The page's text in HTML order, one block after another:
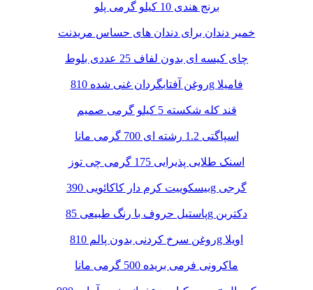
برنج هندی 10 کیلو گرمی پلو
خمیر دندان برای دندان های حساس مریدنت
چای کیسه ای بدون لفاف 25 عددی بلوط
روغن آفتابگردان غنی شده 810g فامیلا
قند کله شکسته 5 کیلو گرمی صمیم
اسپاگتی 1.2 رشته ای 700 گرمی مانا
اسنک طلایی پذیرایی 175 گرمی چی توز
بیسکوییت کرم دار کاکائویی 390g گرجی
پاستیل حروف با رنگ طبیعی 85g دکتربن
روغن سرخ کردنی بدون پالم 810g اویلا
ماکرونی فرمی بریده 500 گرمی مانا